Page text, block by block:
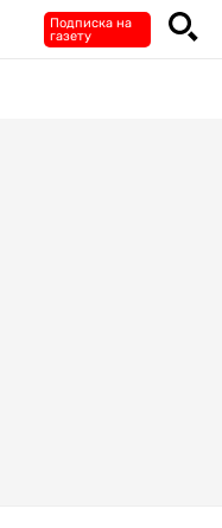
Подписка на
газету